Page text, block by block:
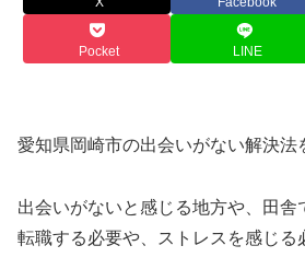
Pocket LINE
愛知県岡崎市の出会いがない解決法
出会いがないと感じる地方や、田舎
転職する必要や、ストレスを感じる